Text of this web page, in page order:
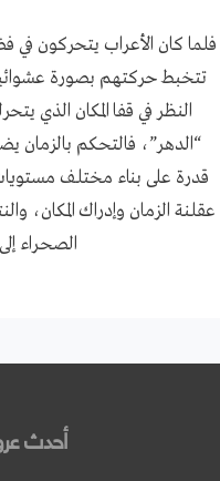
فلما كان الأعراب يتحركون في
تتخبط حركتهم بصورة
النظر في قفا المكان الذي
“الدهر”، فالتحكم بالزمان
قدرة على بناء مختلف
عقلنة الزمان وإدراك المكان،
الصحراء
أحدث